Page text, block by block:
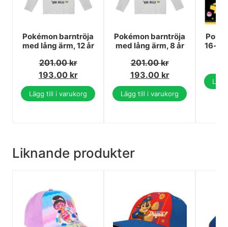
Pokémon barntröja
med lång ärm, 12 år
201.00kr
193.00 kr
Lägg till i varukorg
Pokémon barntröja
med lång ärm, 8 år
201.00kr
193.00 kr
Lägg till i varukorg
16-
Liknande produkter